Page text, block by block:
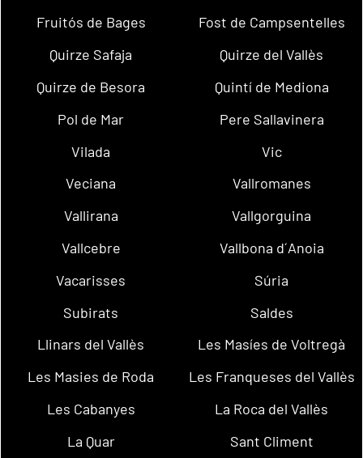
Fruitós de Bages
Fost de Campsentelles
Quirze Safaja
Quirze del Vallès
Quirze de Besora
Quintí de Mediona
Pol de Mar
Pere Sallavinera
Vilada
Vic
Veciana
Vallromanes
Vallirana
Vallgorguina
Vallcebre
Vallbona d´Anoia
Vacarisses
Súria
Subirats
Saldes
Llinars del Vallès
Les Masíes de Voltregà
Les Masies de Roda
Les Franqueses del Vallès
Les Cabanyes
La Roca del Vallès
La Quar
Sant Climent